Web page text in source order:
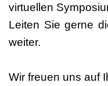
virtuellen
Leiten Sie gerne
weiter.
Wir freuen uns auf